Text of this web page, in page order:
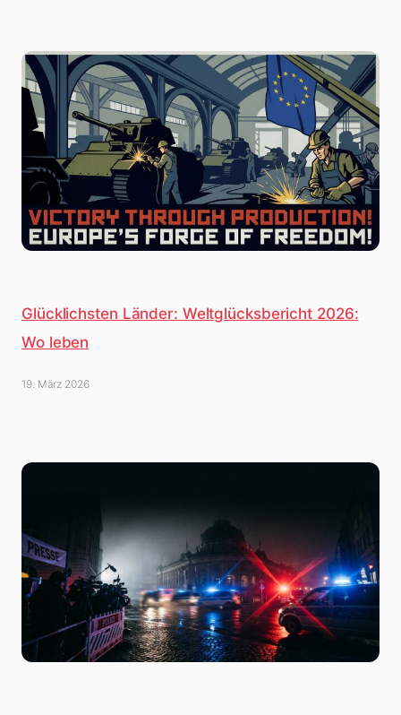
Glücklichsten Länder: Weltglücksbericht 2026:
Wo leben
19. März 2026